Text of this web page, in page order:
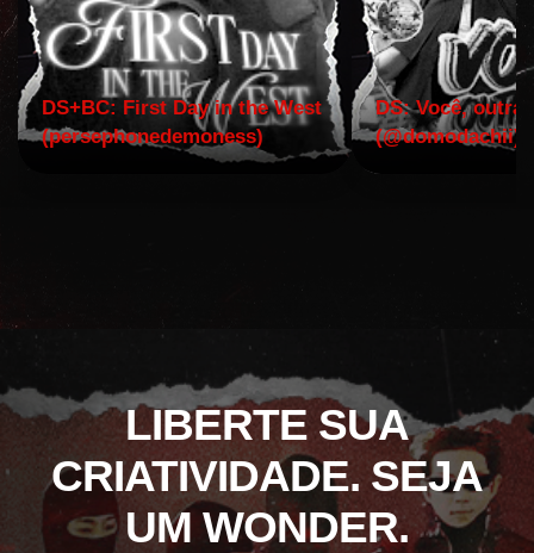
DS+BC: First Day in the West
(persephonedemoness)
DS: Você, outra
(@domodachii)
LIBERTE SUA
CRIATIVIDADE. SEJA
UM WONDER.